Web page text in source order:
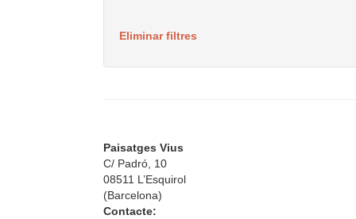
Eliminar filtres
Paisatges Vius
C/ Padró, 10
08511 L’Esquirol
(Barcelona)
Contacte: